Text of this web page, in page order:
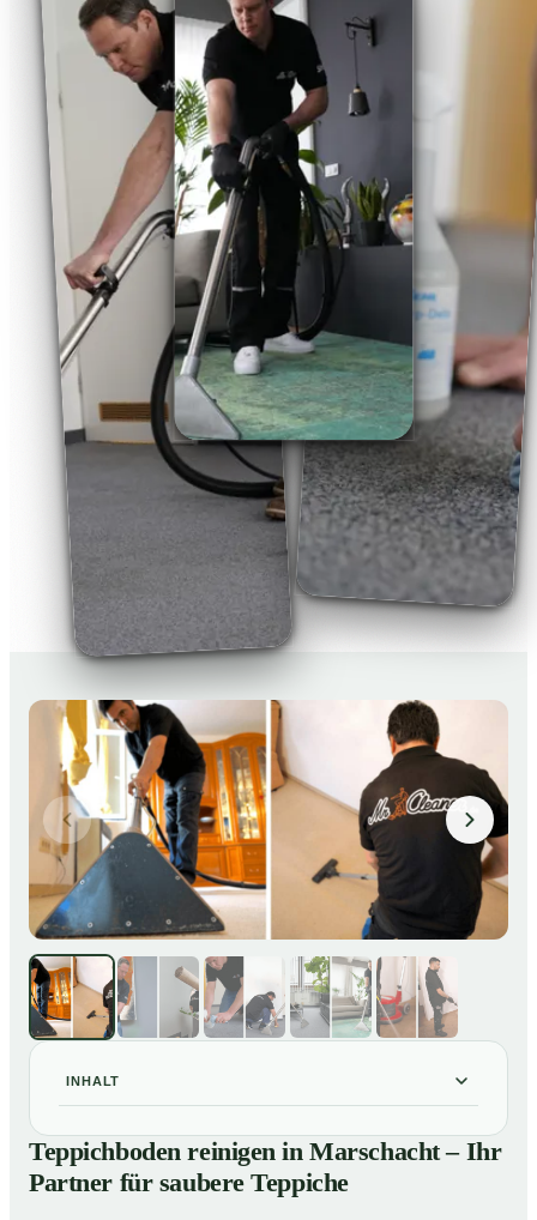
INHALT
01Teppichboden reinigen in Marschacht – Ihr Partner für
saubere Teppiche
Unsere Leistungen beim Teppichboden reinigen in
Teppichboden reinigen in Marschacht – Ihr
Partner für saubere Teppiche